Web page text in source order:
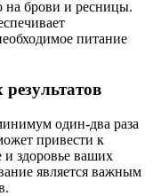
на брови и ресницы.
питание
один-два раза
привести к
здоровье ваших
является важным